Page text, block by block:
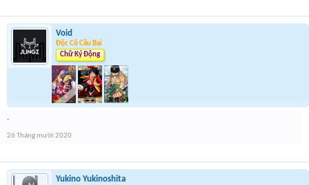
Void
Độc Cô Cầu Bại
Chữ Ký Động
.
26 Tháng mười 2020
Yukino Yukinoshita